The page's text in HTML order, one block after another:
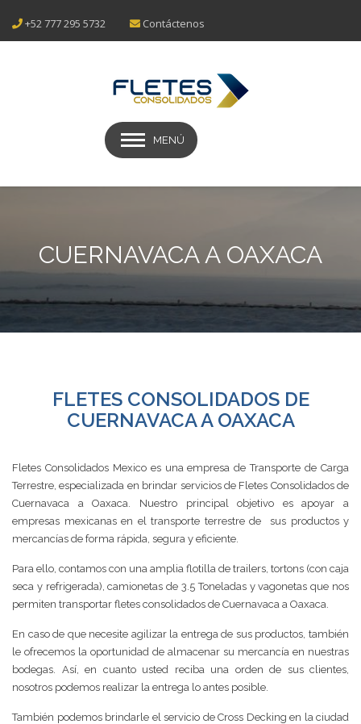
+52 777 295 5732 Contáctenos
MENÚ
CUERNAVACA A OAXACA
FLETES CONSOLIDADOS DE
CUERNAVACA A OAXACA
Fletes Consolidados Mexico es una empresa de Transporte de Carga
Terrestre, especializada en brindar servicios de Fletes Consolidados de
Cuernavaca a Oaxaca. Nuestro principal objetivo es apoyar a
empresas mexicanas en el transporte terrestre de sus productos y
mercancías de forma rápida, segura y eficiente.
Para ello, contamos con una amplia flotilla de trailers, tortons (con caja
seca y refrigerada), camionetas de 3.5 Toneladas y vagonetas que nos
permiten transportar fletes consolidados de Cuernavaca a Oaxaca.
En caso de que necesite agilizar la entrega de sus productos, también
le ofrecemos la oportunidad de almacenar su mercancía en nuestras
bodegas. Así, en cuanto usted reciba una orden de sus clientes,
nosotros podemos realizar la entrega lo antes posible.
También podemos brindarle el servicio de Cross Decking en la ciudad